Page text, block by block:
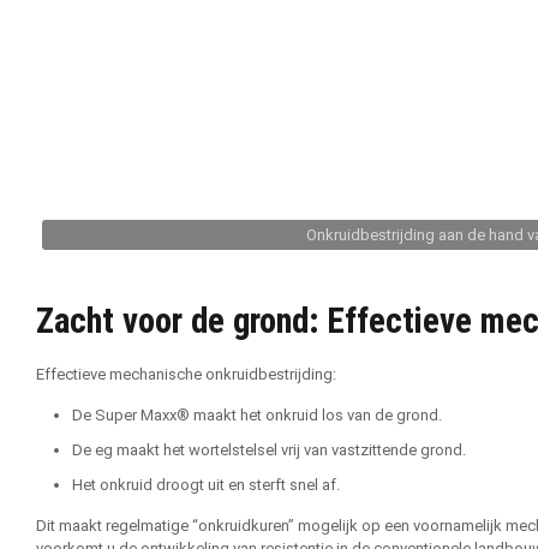
Onkruidbestrijding aan de hand
Zacht voor de grond: Effectieve
Effectieve mechanische onkruidbestrijding:
De Super Maxx® maakt het onkruid los van de grond.
De eg maakt het wortelstelsel vrij van vastzittende grond.
Het onkruid droogt uit en sterft snel af.
Dit maakt regelmatige “onkruidkuren” mogelijk op een voornamelijk